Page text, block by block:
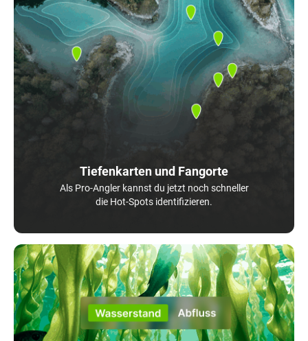
Tiefenkarten und Fangorte
Als Pro-Angler kannst du jetzt noch schneller
die Hot-Spots identifizieren.